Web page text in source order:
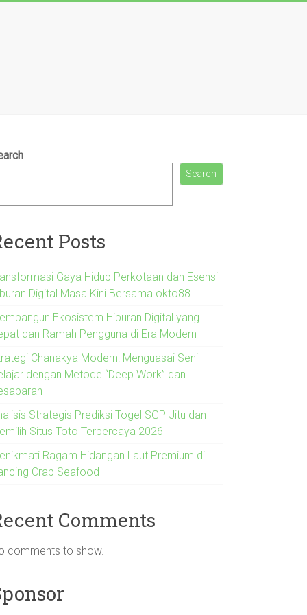
Search
Posts
Gaya Hidup Perkotaan dan Esensi
Digital Masa Kini Bersama okto88
Ekosistem Hiburan Digital yang
dan Ramah Pengguna di Era Modern
Chanakya Modern: Menguasai Seni
dengan Metode “Deep Work” dan
Strategis Prediksi Togel SGP Jitu dan
Situs Toto Terpercaya 2026
Ragam Hidangan Laut Premium di
Crab Seafood
Comments
comments to show.